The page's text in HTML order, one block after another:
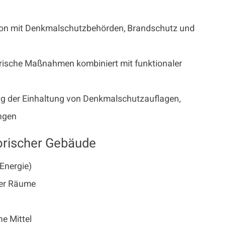
mit Denkmalschutzbehörden, Brandschutz und
Maßnahmen kombiniert mit funktionaler
der Einhaltung von Denkmalschutzauflagen,
Gebäude
Räume
Mittel